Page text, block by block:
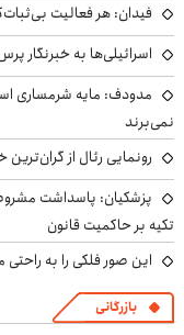
فیدان: هر فعالیت
اسرائیلی‌ها به خبرنگار
مدودف: مایه شرمساری است
نمی‌برند
رونمایی رئال از
پزشکیان: پاسداشت
تکیه بر حاکمیت قانون
این صور فلکی را به
بازرگانی